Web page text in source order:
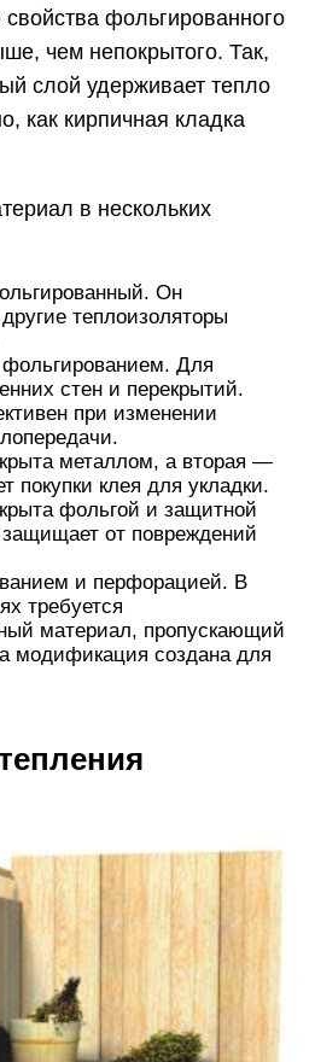
фольгированного
чем непокрытого. Так,
слой удерживает тепло
как кирпичная кладка
в нескольких
Он
теплоизоляторы
Для
стен и перекрытий.
при изменении
металлом, а вторая —
покупки клея для укладки.
фольгой и защитной
от повреждений
и перфорацией. В
требуется
материал, пропускающий
модификация создана для